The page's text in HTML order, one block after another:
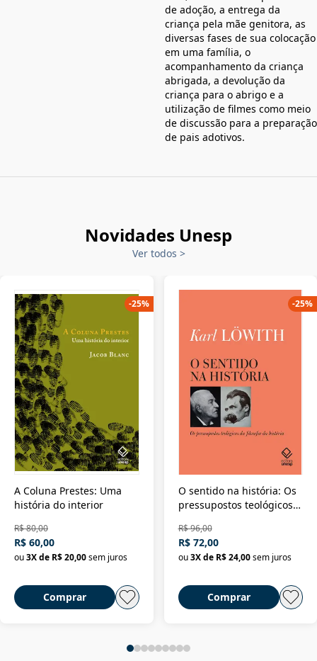
de adoção, a entrega da
criança pela mãe genitora, as
diversas fases de sua colocação
em uma família, o
acompanhamento da criança
abrigada, a devolução da
criança para o abrigo e a
utilização de filmes como meio
de discussão para a preparação
de pais adotivos.
Novidades Unesp
Ver todos >
A Coluna Prestes: Uma
história do interior
R$ 80,00
R$ 60,00
ou3X de R$ 20,00sem juros
Comprar
-25%
O sentido na história: Os
pressupostos teológicos
R$ 96,00
R$ 72,00
ou 3X de R$ 24,00 sem juros
Comprar
-25%